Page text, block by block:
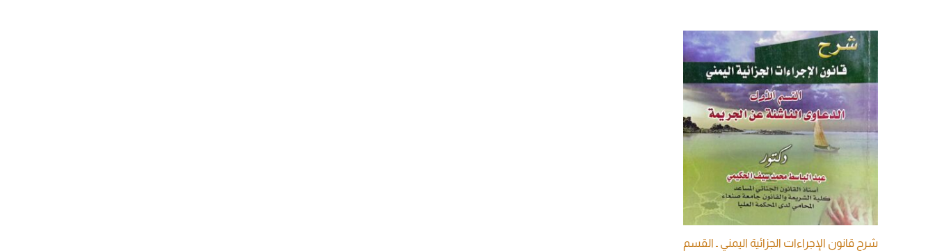
شرح قانون الإجراءات الجزائية اليمني ـ القسم